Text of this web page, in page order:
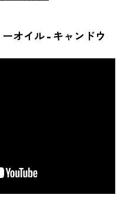
オイル - キャンドウ